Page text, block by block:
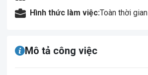
Hình thức làm việc:Toàn thời gian
Mô tả công việc